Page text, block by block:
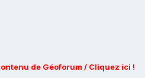
de Géoforum / Cliquez ici !